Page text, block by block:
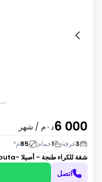
6 000د٠م / شهر
3غرفة 1حمام 85م²
شقة للكراء طنجة - أصيلا -La Nouvelle Ville Ibn Batouta
اتصل